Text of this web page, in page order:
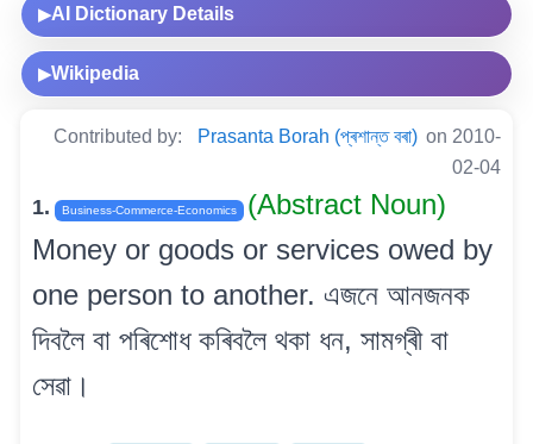
▶AI Dictionary Details
▶Wikipedia
Contributed by: Prasanta Borah (প্ৰশান্ত বৰা) on 2010-
02-04
1. Business-Commerce-Economics
(Abstract Noun)
Money or goods or services owed by
one person to another. এজনে আনজনক
দিবলৈ বা পৰিশোধ কৰিবলৈ থকা ধন, সামগ্ৰী বা
সেৱা।